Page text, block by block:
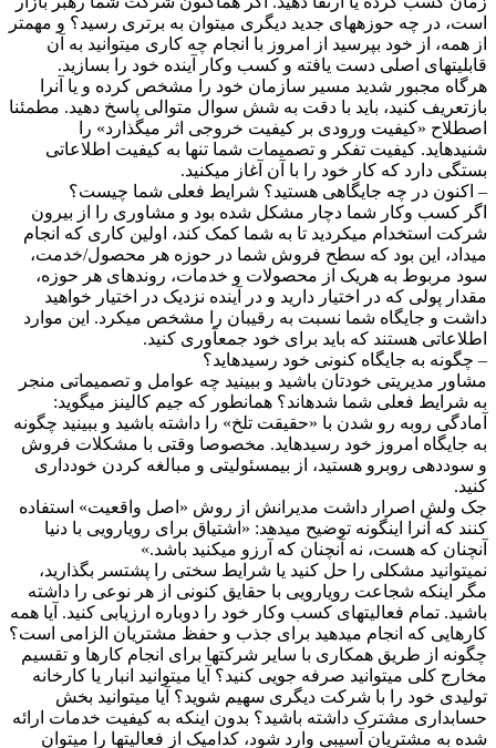
در چه حوزههای جدید دیگری میتوان به برتری رسید؟ و مهمتر
همه، از خود بپرسید از امروز با انجام چه کاری میتوانید به آن
اصلی دست یافته و کسب وکار آینده خود را بسازید.
مجبور شدید مسیر سازمان خود را مشخص کرده و یا آنرا
کنید، باید با دقت به شش سوال متوالی پاسخ دهید. مطمئنا
«کیفیت ورودی بر کیفیت خروجی اثر میگذارد» را
کیفیت تفکر و تصمیمات شما تنها به کیفیت اطلاعاتی
دارد که کار خود را با آن آغاز میکنید.
اکنون در چه جایگاهی هستید؟ شرایط فعلی شما چیست؟
کسب وکار شما دچار مشکل شده بود و مشاوری را از بیرون
استخدام میکردید تا به شما کمک کند، اولین کاری که انجام
این بود که سطح فروش شما در حوزه هر محصول/خدمت،
مربوط به هریک از محصولات و خدمات، روندهای هر حوزه،
پولی که در اختیار دارید و در آینده نزدیک در اختیار خواهید
و جایگاه شما نسبت به رقیبان را مشخص میکرد. این موارد
هستند که باید برای خود جمعآوری کنید.
چگونه به جایگاه کنونی خود رسیدهاید؟
مدیریتی خودتان باشید و ببینید چه عوامل و تصمیماتی منجر
شرایط فعلی شما شدهاند؟ همانطور که جیم کالینز میگوید:
روبه رو شدن با «حقیقت تلخ» را داشته باشید و ببینید چگونه
جایگاه امروز خود رسیدهاید. مخصوصا وقتی با مشکلات فروش
سوددهی روبرو هستید، از بیمسئولیتی و مبالغه کردن خودداری
ولش اصرار داشت مدیرانش از روش «اصل واقعیت» استفاده
که آنرا اینگونه توضیح میدهد: «اشتیاق برای رویارویی با دنیا
که هست، نه آنچنان که آرزو میکنید باشد.»
مشکلی را حل کنید یا شرایط سختی را پشتسر بگذارید،
اینکه شجاعت رویارویی با حقایق کنونی از هر نوعی را داشته
تمام فعالیتهای کسب وکار خود را دوباره ارزیابی کنید. آیا همه
که انجام میدهید برای جذب و حفظ مشتریان الزامی است؟
از طریق همکاری با سایر شرکتها برای انجام کارها و تقسیم
کلی میتوانید صرفه جویی کنید؟ آیا میتوانید انبار یا کارخانه
خود را با شرکت دیگری سهیم شوید؟ آیا میتوانید بخش
مشترک داشته باشید؟ بدون اینکه به کیفیت خدمات ارائه
به مشتریان آسیبی وارد شود، کدامیک از فعالیتها را میتوان